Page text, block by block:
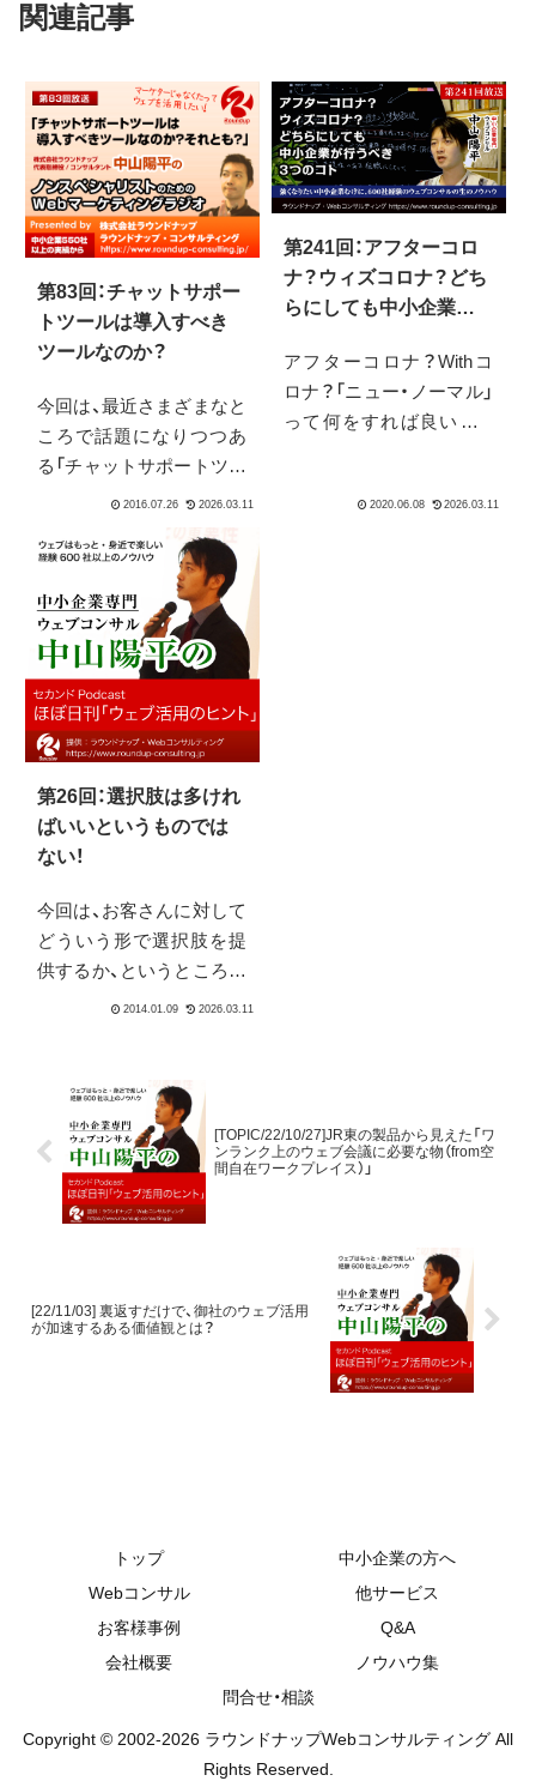
関連記事
第83回：チャットサポー
トツールは導入すべき
ツールなのか？
今回は、最近さまざまなと
ころで話題になりつつあ
る「チャットサポートツー
ル」について、その是非の
ったいそれはどれくらい
効果的なのか？それとも
入れても意味がないの
か？実際に入れてみた経
験や、導入事例を元にする
と、いろいろな問題点が見
えてくるようです。
第241回：アフターコロ
ナ？ウィズコロナ？どち
らにしても中小企業が
アフターコロナ？Withコ
ロナ？「ニュー・ノーマル」
って何をすれば良いの？
状今の先行きも見えない
2020.06.08
第26回：選択肢は多けれ
ばいいというものでは
ない！
今回は、お客さんに対して
どういう形で選択肢を提
供するか、というところに
ついて少しお伝えできれ
善、というところに役に立
ちます。元記事は「陳列す
るジャムは6コがいい？24
コがいい？買い手の心理
を押さえてコンバージョ
[TOPIC/22/10/27]JR東の製品から見えた「ワ
ンランク上のウェブ会議に必要な物（from空
間自在ワークプレイス）」
[22/11/03] 裏返すだけで、御社のウェブ活用
が加速するある価値観とは？
トップ
中小企業の方へ
Webコンサル
他サービス
お客様事例
Q&A
会社概要
ノウハウ集
問合せ・相談
Copyright © 2002-2026 ラウンドナップWebコンサルティング All
Rights Reserved.